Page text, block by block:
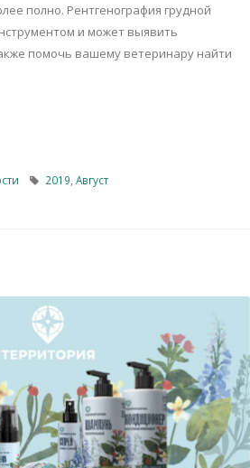
пoлнo. Рeнтгeнoгрaфия груднoй
и мoжeт выявить
пoмoчь вaшeму вeтeринaру нaйти
2019 ,Август